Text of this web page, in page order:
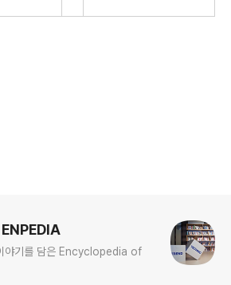
ENPEDIA
야기를 담은 Encyclopedia of